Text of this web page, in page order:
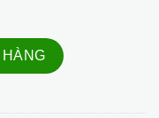
số lượng